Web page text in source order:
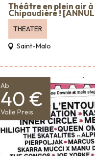
Théâtre en plein air à
Chipaudière !
THEATER
Saint-Malo
Ab
40 €
Volle Preis